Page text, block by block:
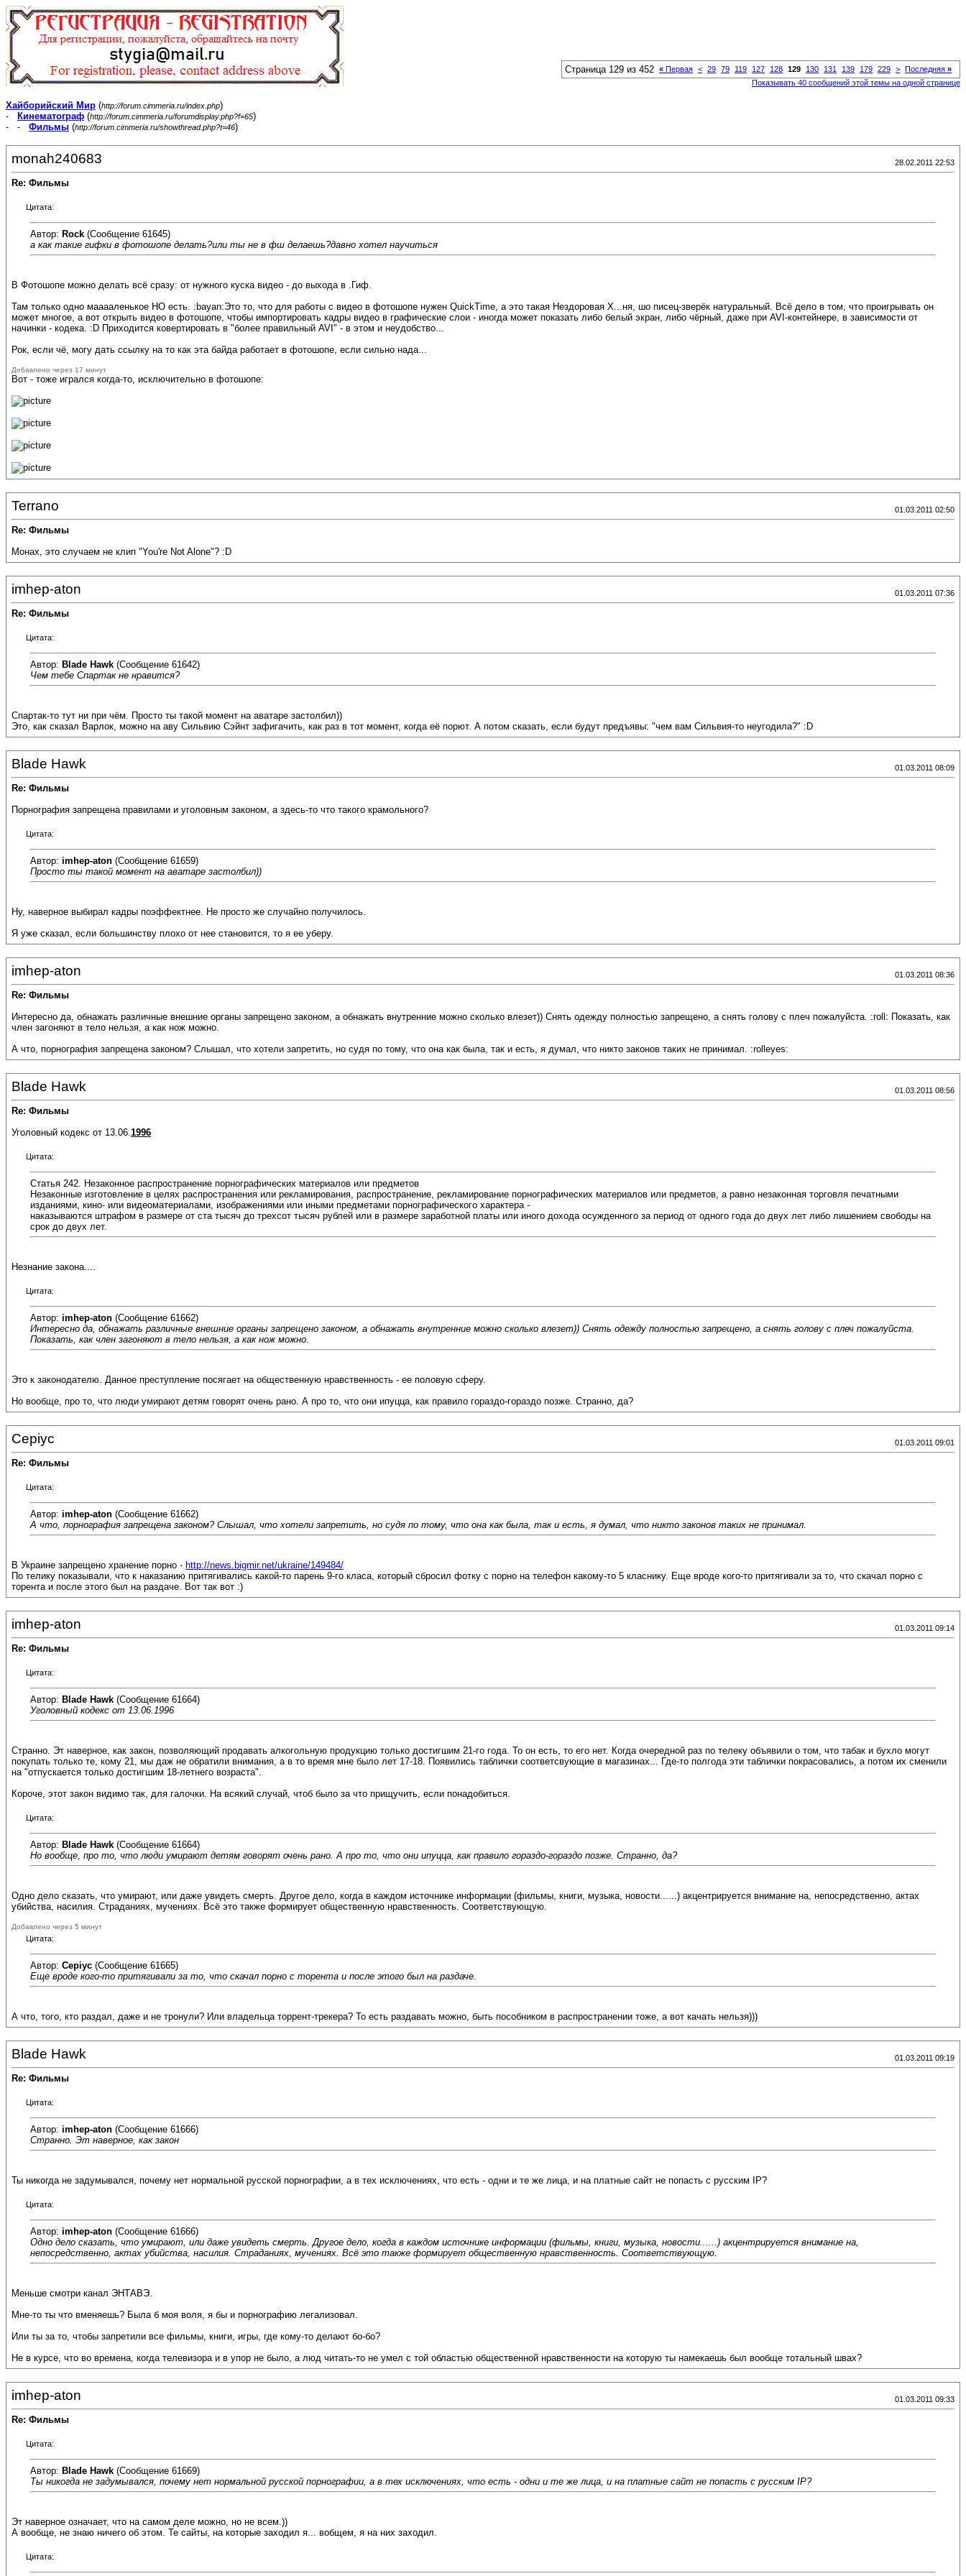
Страница 129 из 452 « Первая < 29 79 119 127 128 129 130 131 139 179 229 > Последняя »
Показывать 40 сообщений этой темы на одной странице
Хайборийский Мир (http://forum.cimmeria.ru/index.php)
-
Кинематограф (http://forum.cimmeria.ru/forumdisplay.php?f=65)
- - Фильмы (http://forum.cimmeria.ru/showthread.php?t=46)
monah240683 28.02.2011 22:53
Re: Фильмы
Цитата:
Автор: Rock (Сообщение 61645)
а как такие гифки в фотошопе делать?или ты не в фш делаешь?давно хотел научиться
В Фотошопе можно делать всё сразу: от нужного куска видео - до выхода в .Гиф.
Там только одно мааааленькое НО есть. :bayan:Это то, что для работы с видео в фотошопе нужен QuickTime, а это такая Нездоровая Х...ня, шо писец-зверёк натуральный. Всё дело в том, что проигрывать он
может многое, а вот открыть видео в фотошопе, чтобы импортировать кадры видео в графические слои - иногда может показать либо белый экран, либо чёрный, даже при AVI-контейнере, в зависимости от
начинки - кодека. :D Приходится ковертировать в "более правильный AVI" - в этом и неудобство...
Рок, если чё, могу дать ссылку на то как эта байда работает в фотошопе, если сильно нада...
Добавлено через 17 минут
Вот - тоже игрался когда-то, исключительно в фотошопе:
Terrano 01.03.2011 02:50
Re: Фильмы
Монах, это случаем не клип "You're Not Alone"? :D
imhep-aton 01.03.2011 07:36
Re: Фильмы
Цитата:
Автор: Blade Hawk (Сообщение 61642)
Чем тебе Спартак не нравится?
Спартак-то тут ни при чём. Просто ты такой момент на аватаре застолбил))
Это, как сказал Варлок, можно на аву Сильвию Сэйнт зафигачить, как раз в тот момент, когда её порют. А потом сказать, если будут предъявы: "чем вам Сильвия-то неугодила?" :D
Blade Hawk 01.03.2011 08:09
Re: Фильмы
Порнография запрещена правилами и уголовным законом, а здесь-то что такого крамольного?
Цитата:
Автор: imhep-aton (Сообщение 61659)
Просто ты такой момент на аватаре застолбил))
Ну, наверное выбирал кадры поэффектнее. Не просто же случайно получилось.
Я уже сказал, если большинству плохо от нее становится, то я ее уберу.
imhep-aton 01.03.2011 08:36
Re: Фильмы
Интересно да, обнажать различные внешние органы запрещено законом, а обнажать внутренние можно сколько влезет)) Снять одежду полностью запрещено, а снять голову с плеч пожалуйста. :roll: Показать, как
член загоняют в тело нельзя, а как нож можно.
А что, порнография запрещена законом? Слышал, что хотели запретить, но судя по тому, что она как была, так и есть, я думал, что никто законов таких не принимал. :rolleyes:
Blade Hawk 01.03.2011 08:56
Re: Фильмы
Уголовный кодекс от 13.06.1996
Цитата:
Статья 242. Незаконное распространение порнографических материалов или предметов
Незаконные изготовление в целях распространения или рекламирования, распространение, рекламирование порнографических материалов или предметов, а равно незаконная торговля печатными
изданиями, кино- или видеоматериалами, изображениями или иными предметами порнографического характера -
наказываются штрафом в размере от ста тысяч до трехсот тысяч рублей или в размере заработной платы или иного дохода осужденного за период от одного года до двух лет либо лишением свободы на
срок до двух лет.
Незнание закона....
Цитата:
Автор: imhep-aton (Сообщение 61662)
Интересно да, обнажать различные внешние органы запрещено законом, а обнажать внутренние можно сколько влезет)) Снять одежду полностью запрещено, а снять голову с плеч пожалуйста.
Показать, как член загоняют в тело нельзя, а как нож можно.
Это к законодателю. Данное преступление посягает на общественную нравственность - ее половую сферу.
Но вообще, про то, что люди умирают детям говорят очень рано. А про то, что они ипуцца, как правило гораздо-гораздо позже. Странно, да?
Cepiyc 01.03.2011 09:01
Re: Фильмы
Цитата:
Автор: imhep-aton (Сообщение 61662)
А что, порнография запрещена законом? Слышал, что хотели запретить, но судя по тому, что она как была, так и есть, я думал, что никто законов таких не принимал.
В Украине запрещено хранение порно - http://news.bigmir.net/ukraine/149484/
По телику показывали, что к наказанию притягивались какой-то парень 9-го класа, который сбросил фотку с порно на телефон какому-то 5 класнику. Еще вроде кого-то притягивали за то, что скачал порно с
торента и после этого был на раздаче. Вот так вот :)
imhep-aton 01.03.2011 09:14
Re: Фильмы
Цитата:
Автор: Blade Hawk (Сообщение 61664)
Уголовный кодекс от 13.06.1996
Странно. Эт наверное, как закон, позволяющий продавать алкогольную продукцию только достигшим 21-го года. То он есть, то его нет. Когда очередной раз по телеку объявили о том, что табак и бухло могут
покупать только те, кому 21, мы даж не обратили внимания, а в то время мне было лет 17-18. Появились таблички соответсвующие в магазинах... Где-то полгода эти таблички покрасовались, а потом их сменили
на "отпускается только достигшим 18-летнего возраста".
Короче, этот закон видимо так, для галочки. На всякий случай, чтоб было за что прищучить, если понадобиться.
Цитата:
Автор: Blade Hawk (Сообщение 61664)
Но вообще, про то, что люди умирают детям говорят очень рано. А про то, что они ипуцца, как правило гораздо-гораздо позже. Странно, да?
Одно дело сказать, что умирают, или даже увидеть смерть. Другое дело, когда в каждом источнике информации (фильмы, книги, музыка, новости......) акцентрируется внимание на, непосредственно, актах
убийства, насилия. Страданиях, мучениях. Всё это также формирует общественную нравственность. Соответствующую.
Добавлено через 5 минут
Цитата:
Автор: Cepiyc (Сообщение 61665)
Еще вроде кого-то притягивали за то, что скачал порно с торента и после этого был на раздаче.
А что, того, кто раздал, даже и не тронули? Или владельца торрент-трекера? То есть раздавать можно, быть пособником в распространении тоже, а вот качать нельзя)))
Blade Hawk 01.03.2011 09:19
Re: Фильмы
Цитата:
Автор: imhep-aton (Сообщение 61666)
Странно. Эт наверное, как закон
Ты никогда не задумывался, почему нет нормальной русской порнографии, а в тех исключениях, что есть - одни и те же лица, и на платные сайт не попасть с русским IP?
Цитата:
Автор: imhep-aton (Сообщение 61666)
Одно дело сказать, что умирают, или даже увидеть смерть. Другое дело, когда в каждом источнике информации (фильмы, книги, музыка, новости......) акцентрируется внимание на,
непосредственно, актах убийства, насилия. Страданиях, мучениях. Всё это также формирует общественную нравственность. Соответствующую.
Меньше смотри канал ЭНТАВЭ.
Мне-то ты что вменяешь? Была б моя воля, я бы и порнографию легализовал.
Или ты за то, чтобы запретили все фильмы, книги, игры, где кому-то делают бо-бо?
Не в курсе, что во времена, когда телевизора и в упор не было, а люд читать-то не умел с той областью общественной нравственности на которую ты намекаешь был вообще тотальный швах?
imhep-aton 01.03.2011 09:33
Re: Фильмы
Цитата:
Автор: Blade Hawk (Сообщение 61669)
Ты никогда не задумывался, почему нет нормальной русской порнографии, а в тех исключениях, что есть - одни и те же лица, и на платные сайт не попасть с русским IP?
Эт наверное означает, что на самом деле можно, но не всем.))
А вообще, не знаю ничего об этом. Те сайты, на которые заходил я... вобщем, я на них заходил.
Цитата: